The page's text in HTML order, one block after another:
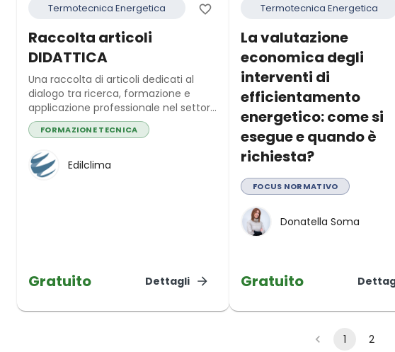
Termotecnica Energetica
Raccolta articoli
DIDATTICA
Una raccolta di articoli dedicati al
dialogo tra ricerca, formazione e
applicazione professionale nel settore
energetico-edilizio.
FORMAZIONE TECNICA
Edilclima
Gratuito Dettagli
Termotecnica Energetica
La valutazione
economica degli
interventi di
efficientamento
energetico: come si
esegue e quando è
richiesta?
FOCUS NORMATIVO
Donatella Soma
Gratuito
1 2